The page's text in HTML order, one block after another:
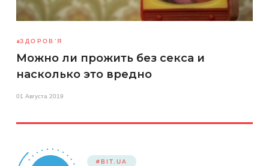
ЗДОРОВ’Я
Можно ли прожить без секса и
насколько это вредно
01 Августа 2019
#BIT.UA